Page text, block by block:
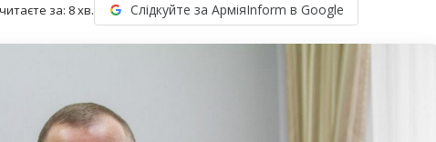
за: 8хв. Слідкуйте за АрміяInform в Google